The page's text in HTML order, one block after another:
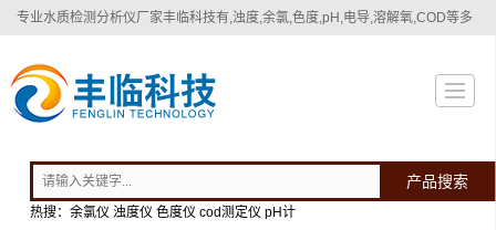
专业水质检测分析仪厂家丰临科技有,浊度,余氯,色度,pH,电导,溶解氧,COD等多
产品搜索
热搜：余氯仪 浊度仪 色度仪 cod测定仪 pH计